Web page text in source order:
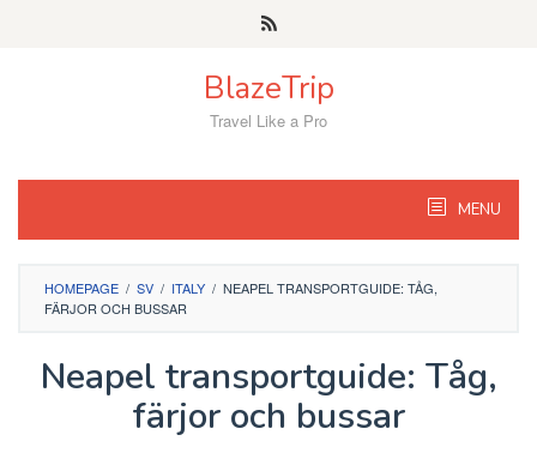
BlazeTrip
Travel Like a Pro
MENU
HOMEPAGE / SV / ITALY / NEAPEL TRANSPORTGUIDE: TÅG,
FÄRJOR OCH BUSSAR
Neapel transportguide: Tåg,
färjor och bussar